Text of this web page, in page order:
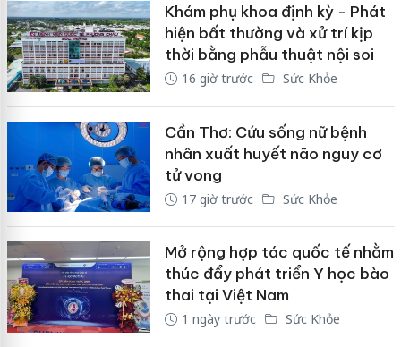
Khám phụ khoa định kỳ - Phát
hiện bất thường và xử trí kịp
thời bằng phẫu thuật nội soi
16 giờ trước Sức Khỏe
Cần Thơ: Cứu sống nữ bệnh
nhân xuất huyết não nguy cơ
tử vong
17 giờ trước Sức Khỏe
Mở rộng hợp tác quốc tế nhằm
thúc đẩy phát triển Y học bào
thai tại Việt Nam
1 ngày trước Sức Khỏe